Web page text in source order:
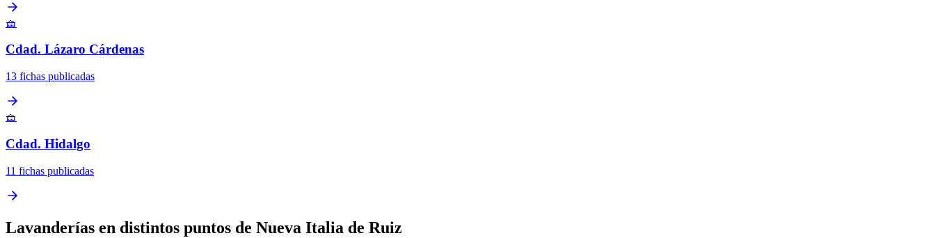
🧺
Cdad. Lázaro Cárdenas
13 fichas publicadas
🧺
Cdad. Hidalgo
11 fichas publicadas
Lavanderías en distintos puntos de Nueva Italia de Ruiz